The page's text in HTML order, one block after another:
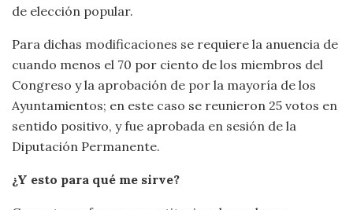
de elección popular.
Para dichas modificaciones se requiere la anuencia de
cuando menos el 70 por ciento de los miembros del
Congreso y la aprobación de por la mayoría de los
Ayuntamientos; en este caso se reunieron 25 votos en
sentido positivo, y fue aprobada en sesión de la
Diputación Permanente.
¿Y esto para qué me sirve?